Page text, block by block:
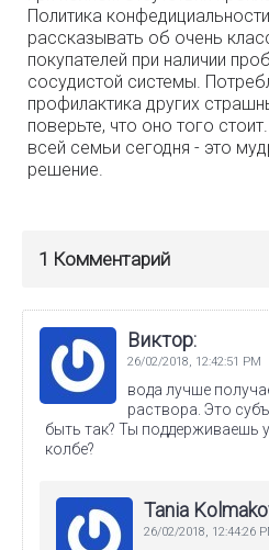
Политика
рассказывать об очень
покупателей при наличии
сосудистой системы.
профилактика других
поверьте, что оно того
всей семьи сегодня - это
решение.
1 Комментарий
Виктор:
26/02/2018, 12:42:51 PM
вода лучше
раствора. Это
быть так? Ты поддерживаешь
колбе?
Tania
26/02/2018, 12:44:26